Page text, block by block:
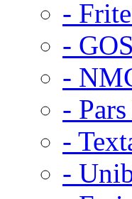
-
- GOS
-
-
-
-